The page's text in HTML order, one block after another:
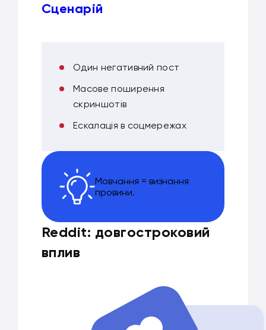
Сценарій
Один негативний пост
Масове поширення
скриншотів
Ескалація в соцмережах
Мовчання = визнання
провини.
Reddit: довгостроковий
вплив